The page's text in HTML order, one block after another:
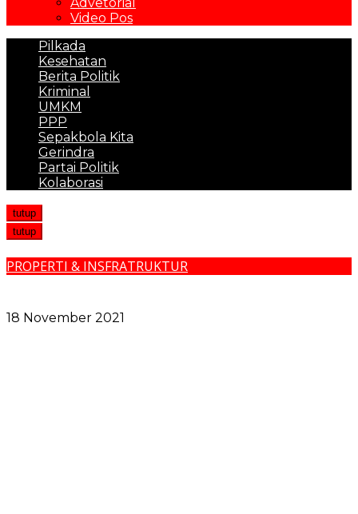
Video Pos
Pilkada
Kesehatan
Berita Politik
Kriminal
UMKM
PPP
Sepakbola Kita
Gerindra
Partai Politik
Kolaborasi
tutup
tutup
PROPERTI & INSFRATRUKTUR
18 November 2021